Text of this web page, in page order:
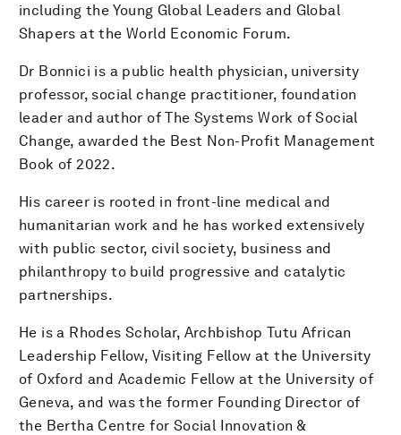
including the Young Global Leaders and Global
Shapers at the World Economic Forum.
Dr Bonnici is a public health physician, university
professor, social change practitioner, foundation
leader and author of The Systems Work of Social
Change, awarded the Best Non-Profit Management
Book of 2022.
His career is rooted in front-line medical and
humanitarian work and he has worked extensively
with public sector, civil society, business and
philanthropy to build progressive and catalytic
partnerships.
He is a Rhodes Scholar, Archbishop Tutu African
Leadership Fellow, Visiting Fellow at the University
of Oxford and Academic Fellow at the University of
Geneva, and was the former Founding Director of
the Bertha Centre for Social Innovation &